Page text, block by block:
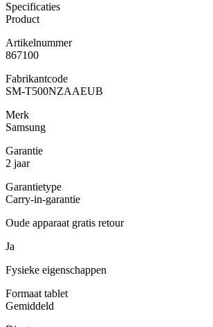
Specificaties
Product
Artikelnummer
867100
Fabrikantcode
SM-T500NZAAEUB
Merk
Samsung
Garantie
2 jaar
Garantietype
Carry-in-garantie
Oude apparaat gratis retour
Ja
Fysieke eigenschappen
Formaat tablet
Gemiddeld